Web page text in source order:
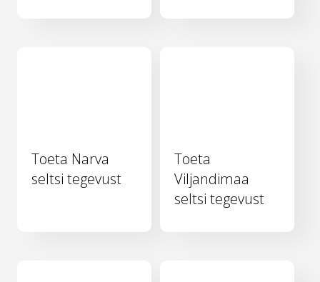
Toeta Narva
seltsi tegevust
Toeta
Viljandimaa
seltsi tegevust